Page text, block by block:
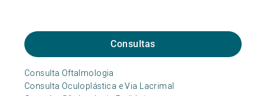
Consultas
Consulta Oftalmologia
Consulta Oculoplástica e Via Lacrimal